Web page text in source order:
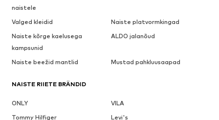
naistele
Valged kleidid
Naiste platvormkingad
Naiste kõrge kaelusega
kampsunid
ALDO jalanõud
Naiste beežid mantlid Mustad pahkluusaapad
NAISTE RIIETE BRÄNDID
ONLY
VILA
Tommy Hilfiger
Levi's